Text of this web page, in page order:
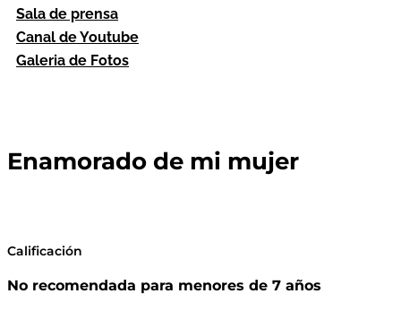
Sala de prensa
Canal de Youtube
Galeria de Fotos
Enamorado de mi mujer
Calificación
No recomendada para menores de 7 años